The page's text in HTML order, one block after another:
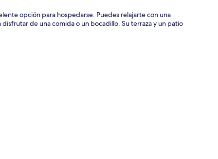
opción para hospedarse. Puedes relajarte con una
de una comida o un bocadillo. Su terraza y un patio